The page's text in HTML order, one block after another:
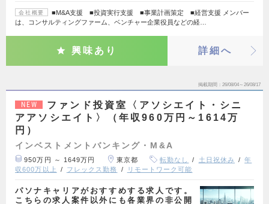
会社概要
■M&A支援 ■投資実行支援 ■事業計画策定 ■経営支援 メンバー
は、コンサルティングファーム、ベンチャー企業役員などの経…
興味あり 詳細へ
掲載期間 26/08/04～26/08/17
NEW
ファンド投資室〈アソシエイト・シニ
アアソシエイト〉（年収960万円～1614万
円）
インベストメントバンキング・M&A
950万円 ～ 1649万円 東京都 転勤なし 土日祝休み
年
収600万以上
フレックス勤務 リモートワーク可能
パソナキャリアがおすすめする求人です。
こちらの求人案件以外にも各業界の非公開